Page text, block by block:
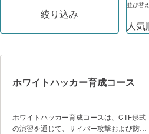
絞り込み
並び替え
ホワイトハッカー育成コース
ホワイトハッカー育成コースは、CTF形式
の演習を通じて、サイバー攻撃および防御